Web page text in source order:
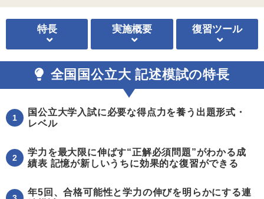
特長 実施概要 復習ツール
全国国公立大 記述模試の特長
1
国公立大学入試に必要な得点力を養う出題形式・
レベル
2
学力を最大限に伸ばす“正解必須問題”がわかる成
績表 記憶が新しいうちに効果的な復習ができる
年5回、合格可能性と学力の伸びを明らかにする連